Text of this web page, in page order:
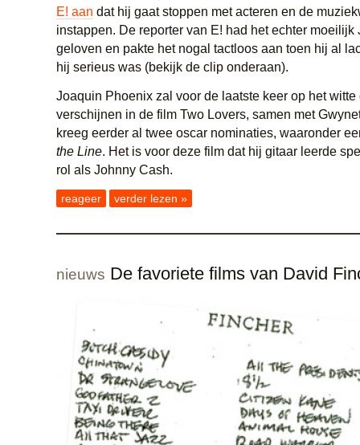
E! aan dat hij gaat stoppen met acteren en de
instappen. De reporter van E! had het echter moeilijk
geloven en pakte het nogal tactloos aan toen hij al
hij serieus was (bekijk de clip onderaan).
Joaquin Phoenix zal voor de laatste keer op het witte
verschijnen in de film Two Lovers, samen met
kreeg eerder al twee oscar nominaties, waaronder
the Line. Het is voor deze film dat hij gitaar leerde
rol als Johnny Cash.
reageer verder lezen »
nieuws De favoriete films van David